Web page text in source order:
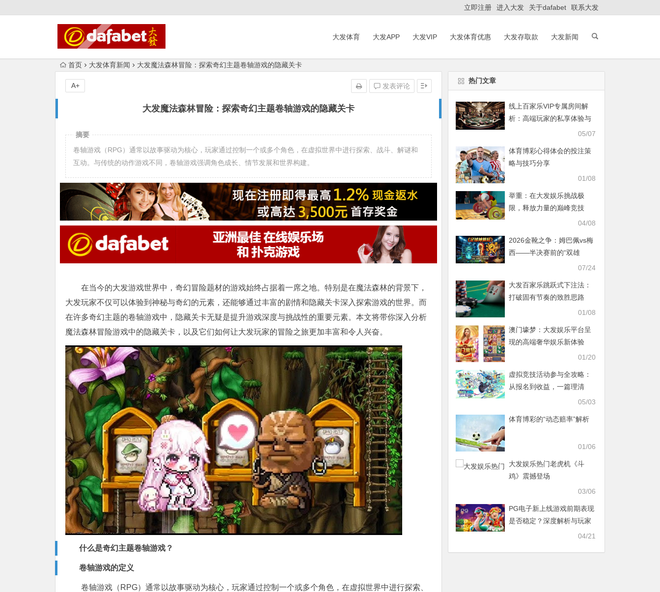
立即注册 进入大发 关于dafabet 联系大发
大发体育 大发APP 大发VIP 大发体育优惠 大发存取款 大发新闻
首页 大发体育新闻 大发魔法森林冒险：探索奇幻主题卷轴游戏的隐藏关卡
大发魔法森林冒险：探索奇幻主题卷轴游戏的隐藏关卡
发表评论
A+
摘要
卷轴游戏（RPG）通常以故事驱动为核心，玩家通过控制一个或多个角色，在虚拟世界中进行探索、战斗、解谜和
互动。与传统的动作游戏不同，卷轴游戏强调角色成长、情节发展和世界构建。
在当今的大发游戏世界中，奇幻冒险题材的游戏始终占据着一席之地。特别是在魔法森林的背景下，
大发玩家不仅可以体验到神秘与奇幻的元素，还能够通过丰富的剧情和隐藏关卡深入探索游戏的世界。而
在许多奇幻主题的卷轴游戏中，隐藏关卡无疑是提升游戏深度与挑战性的重要元素。本文将带你深入分析
魔法森林冒险游戏中的隐藏关卡，以及它们如何让大发玩家的冒险之旅更加丰富和令人兴奋。
什么是奇幻主题卷轴游戏？
卷轴游戏的定义
卷轴游戏（RPG）通常以故事驱动为核心，玩家通过控制一个或多个角色，在虚拟世界中进行探索、
热门文章
线上百家乐VIP专属房间解
析：高端玩家的私享体验与
05/07
体育博彩心得体会的投注策
略与技巧分享
01/08
举重：在大发娱乐挑战极
限，释放力量的巅峰竞技
04/08
2026金靴之争：姆巴佩vs梅
西——半决赛前的“双雄
会”，这可能是世界杯史上最
07/24
大发百家乐跳跃式下注法：
打破固有节奏的致胜思路
01/08
澳门壕梦：大发娱乐平台呈
现的高端奢华娱乐新体验
01/20
虚拟竞技活动参与全攻略：
从报名到收益，一篇理清
05/03
体育博彩的“动态赔率”解析
01/06
大发娱乐热门老虎机《斗
鸡》震撼登场
03/06
PG电子新上线游戏前期表现
是否稳定？深度解析与玩家
04/21